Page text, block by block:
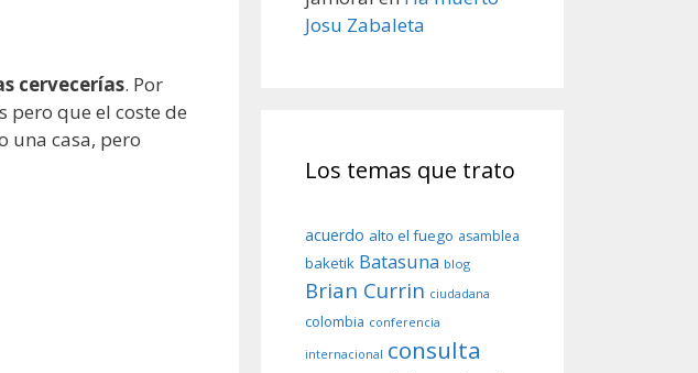
cervecerías. Por
pero que el coste de
una casa, pero
Josu Zabaleta
Los temas que trato
acuerdo alto el fuego asamblea
baketik Batasuna blog
Brian Currin ciudadana
colombia conferencia
internacional consulta